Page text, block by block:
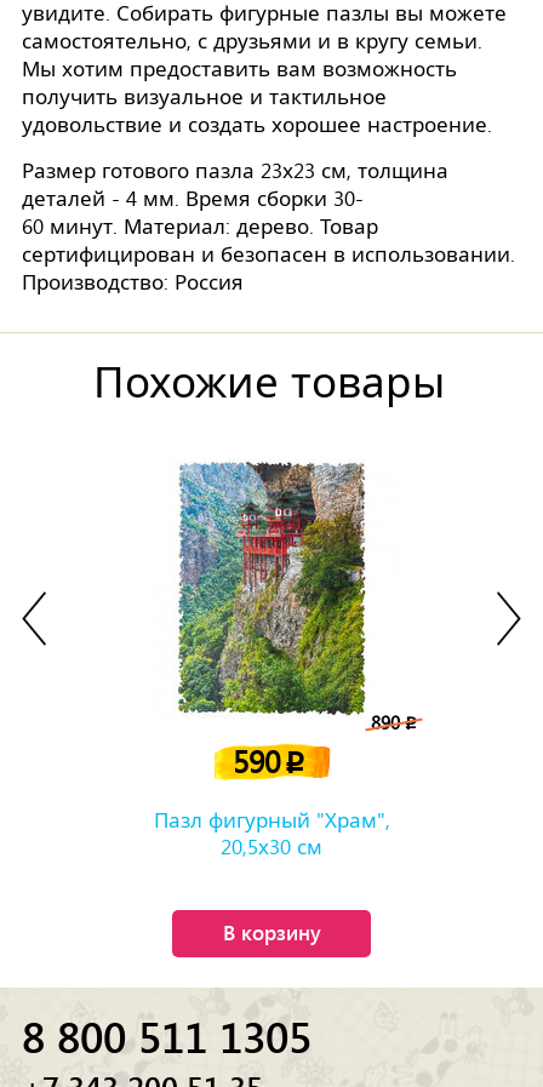
увидите. Собирать фигурные пазлы вы можете
самостоятельно, с друзьями и в кругу семьи.
Мы хотим предоставить вам возможность
получить визуальное и тактильное
удовольствие и создать хорошее настроение.
Размер готового пазла 23х23 см, толщина
деталей - 4 мм. Время сборки 30-
60 минут. Материал: дерево. Товар
сертифицирован и безопасен в использовании.
Производство: Россия
Похожие товары
890p
590p
Пазл фигурный "Храм",
20,5х30 см
В корзину
8 800 511 1305